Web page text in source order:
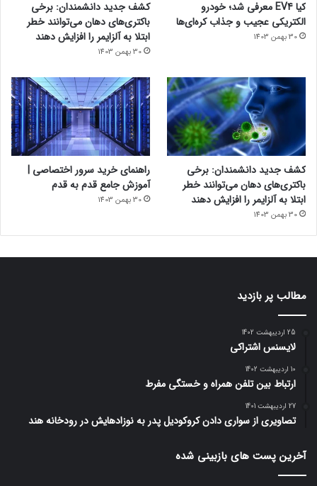
کیا EV4 معرفی شد؛ خودرو
الکتریکی عجیب و جذاب کره‌ای‌ها
30 بهمن 1403
کشف جدید دانشمندان: برخی
باکتری‌های دهان می‌توانند خطر
ابتلا به آلزایمر را افزایش دهند
30 بهمن 1403
کشف جدید دانشمندان: برخی
باکتری‌های دهان می‌توانند خطر
ابتلا به آلزایمر را افزایش دهند
30 بهمن 1403
راهنمای خرید سرور اختصاصی |
آموزش جامع قدم به قدم
30 بهمن 1403
مطالب پر بازدید
25 اردیبهشت 1402
لایسنس اشتراکی
10 اردیبهشت 1402
ارتباط بین تلفن همراه و خستگی مفرط
27 اردیبهشت 1401
تصاویری از سواری دادن کروکودیل پدر به نوزادهایش در رودخانه هند
آخرین پست های بازبینی شده